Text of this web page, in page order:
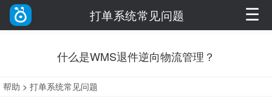
打单系统常见问题 ☰
什么是WMS退件逆向物流管理？
帮助 > 打单系统常见问题